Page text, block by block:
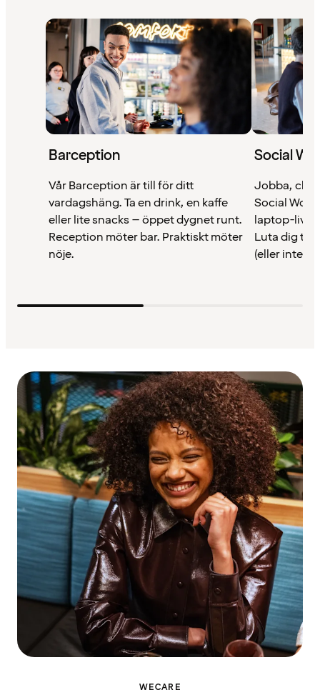
Barception
Vår Barception är till för ditt
vardagshäng. Ta en drink, en kaffe
eller lite snacks – öppet dygnet runt.
Reception möter bar. Praktiskt möter
nöje.
Social
Jobba,
Social
laptop-livet
Luta dig
(eller inte –
WECARE